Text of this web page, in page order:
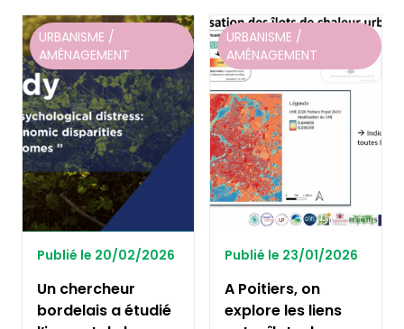
URBANISME /
AMÉNAGEMENT
Publié le 20/02/2026
Un chercheur
bordelais a étudié
URBANISME /
AMÉNAGEMENT
Publié le 23/01/2026
A Poitiers, on
explore les liens